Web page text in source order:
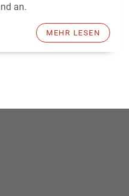
an.
MEHR LESEN